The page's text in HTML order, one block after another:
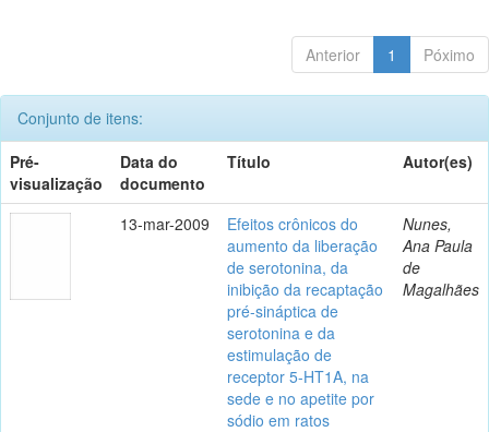
Anterior 1 Póximo
Conjunto de itens:
Pré-
visualização
Data do
documento
Título Autor(es)
13-mar-2009
Efeitos crônicos do
aumento da liberação
de serotonina, da
inibição da recaptação
pré-sináptica de
serotonina e da
estimulação de
receptor 5-HT1A, na
sede e no apetite por
sódio em ratos
Nunes,
Ana Paula
de
Magalhães